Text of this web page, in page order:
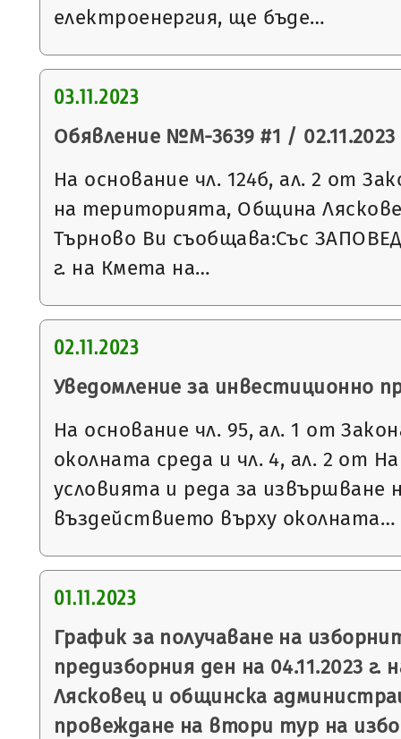
електроенергия, ще бъде…
03.11.2023
Обявление №М-3639 #1 / 02.11.2023
На основание чл. 124б, ал. 2 от
на територията, Община
Търново Ви съобщава:Със
г. на Кмета на…
02.11.2023
Уведомление за инвестиционно
На основание чл. 95, ал. 1 от
околната среда и чл. 4, ал. 2 от
условията и реда за извършване
въздействието върху околната…
01.11.2023
График за получаване на
предизборния ден на 04.11.2023
Лясковец и общинска
провеждане на втори тур на